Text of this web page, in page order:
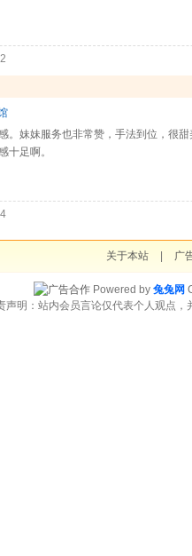
。妹妹服务也非常赞，手法到位，很
十足啊。
关于本站 广
Powered by 兔兔网
声明：站内会员言论仅代表个人观点